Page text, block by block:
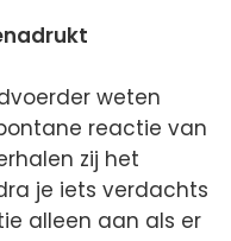
weten
reactie van
zij het
je iets verdachts
alleen aan als er